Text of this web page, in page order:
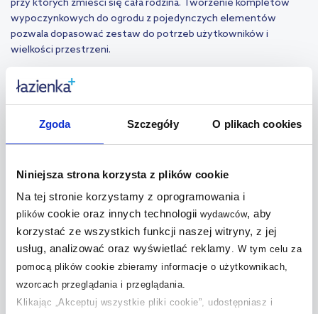
Zgoda Szczegóły O plikach cookies
Niniejsza strona korzysta z plików cookie
Na tej stronie korzystamy z oprogramowania i
plikówcookie oraz innych technologii wydawców, aby
korzystać ze wszystkich funkcji naszej witryny, z jej
usług, analizować oraz wyświetlać reklamy. W tym celu za
pomocą plików cookie zbieramy informacje o użytkownikach,
wzorcach przeglądania i przeglądania.
Klikając „Akceptuj wszystkie pliki cookie”, udostępniasz i
przy których zmieści się cała rodzina. Tworzenie kompletów
wypoczynkowych do ogrodu z pojedynczych elementów
pozwala dopasować zestaw do potrzeb użytkowników i
wielkości przestrzeni.
Meble ogrodowe – które kolory sprawdzają się
najlepiej?
Kolorystyka mebli wpływa na charakter tarasu czy ogrodu.
małych balkonach,
brąz – komponuje się z drewnem i zielenią, tworząc przytulną
atmosferę,
szarość – uniwersalna, pasuje do nowoczesnych aranżacji i
minimalistycznych ogrodów,
efekt.
Dzięki szerokiemu wyborowi barw, meble wypoczynkowe do
ogrodu można łatwo dopasować do charakteru otoczenia,